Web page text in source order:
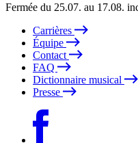
Fermée du 25.07. au 17.08.
Carrières
Équipe
Contact
FAQ
Dictionnaire musical
Presse